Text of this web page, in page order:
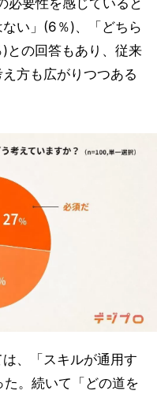
必要性を感じていると
い」(6％)、「どちら
との回答もあり、従来
方も広がりつつある
、「スキルが通用す
。続いて「どの道を